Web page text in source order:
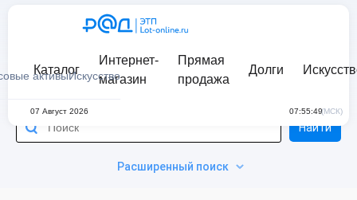
активыИскусство
Каталог
Интернет-
магазин
Прямая
продажа
Долги
07 Август 2026 07:55:49(МСК)
Расширенный поиск
Найти